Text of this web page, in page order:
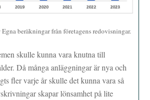
Egna beräkningar från företagens redovisningar.
skulle kunna vara knutna till
Då många anläggningar är nya och
fler varje år skulle det kunna vara så
skapar lönsamhet på lite